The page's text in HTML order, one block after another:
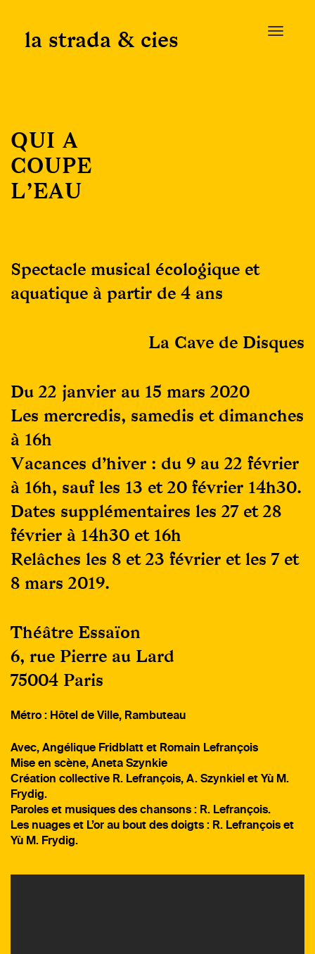
content
T
la strada & cies
QUI A
COUPE
L’EAU
Spectacle musical écologique et
aquatique à partir de 4 ans
La Cave de Disques
Du 22 janvier au 15 mars 2020
Les mercredis, samedis et dimanches
à 16h
Vacances d’hiver : du 9 au 22 février
à 16h, sauf les 13 et 20 février 14h30.
Dates supplémentaires les 27 et 28
février à 14h30 et 16h
Relâches les 8 et 23 février et les 7 et
8 mars 2019.
Théâtre Essaïon
6, rue Pierre au Lard
75004 Paris
Métro : Hôtel de Ville, Rambuteau
Avec, Angélique Fridblatt et Romain Lefrançois
Mise en scène, Aneta Szynkie
Création collective R. Lefrançois, A. Szynkiel et Yù M.
Frydig.
Paroles et musiques des chansons : R. Lefrançois.
Les nuages et L’or au bout des doigts : R. Lefrançois et
Yù M. Frydig.